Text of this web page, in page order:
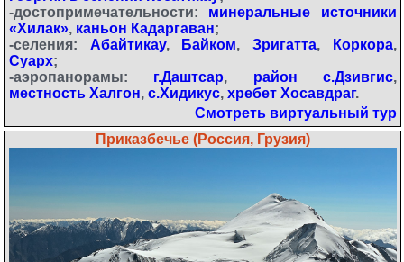
-достопримечательности: минеральные источники
«Хилак», каньон Кадаргаван;
-селения: Абайтикау, Байком,Зригатта, Коркора,
Суарх;
-аэропанорамы: г.Даштсар, район с.Дзивгис,
местность Халгон, с.Хидикус, хребет Хосавдраг.
Смотреть виртуальный тур
Приказбечье (Россия, Грузия)